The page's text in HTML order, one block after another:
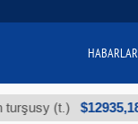
(t.) $12935,18
HABARLAR